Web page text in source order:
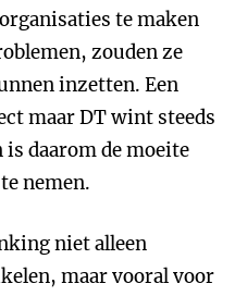
te maken
zouden ze
inzetten. Een
maar DT wint steeds
daarom de moeite
nemen.
niet alleen
maar vooral voor